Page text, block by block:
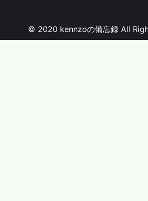
© 2020 kennzoの備忘録 All